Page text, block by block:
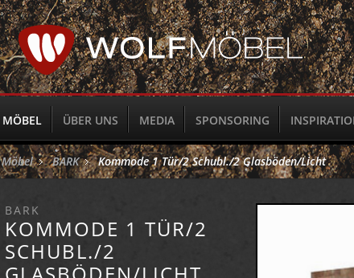
MÖBEL ÜBER UNS MEDIA SPONSORING
Möbel BARK Kommode 1 Tür/2 Schubl./2 Glasböden/Licht
BARK
KOMMODE 1 TÜR/2
SCHUBL./2